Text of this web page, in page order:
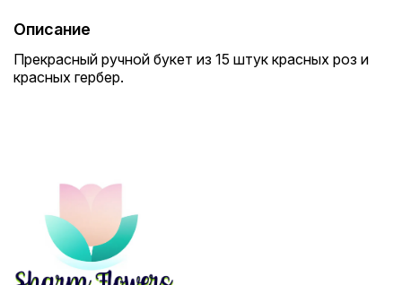
Описание
Прекрасный ручной букет из 15 штук красных роз и
красных гербер.